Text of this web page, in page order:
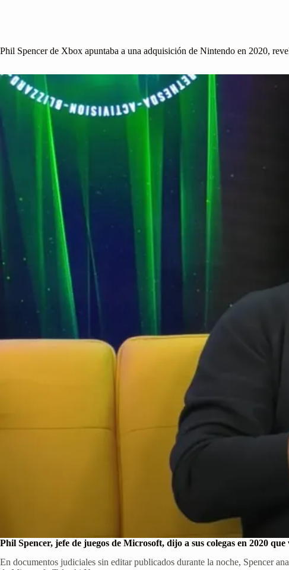
Phil Spencer de Xbox apuntaba a una adquisición de Nintendo en 2020,
Phil Spencer, jefe de juegos de Microsoft, dijo a sus colegas en 2020
En documentos judiciales sin editar publicados durante la noche, Spencer